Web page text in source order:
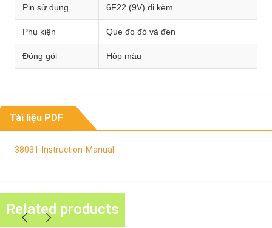
Pin sử dụng 6F22 (9V) đi kèm
Phụ kiện Que đo đỏ và đen
Đóng gói Hộp màu
Tài liệu PDF
38031-Instruction-Manual
Related products